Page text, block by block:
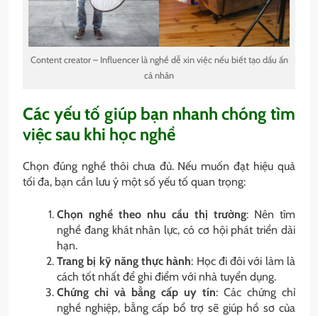
Content creator – Influencer là nghề dễ xin việc nếu biết tạo dấu ấn
cá nhân
Các yếu tố giúp bạn nhanh chóng tìm
việc sau khi học nghề
Chọn đúng nghề thôi chưa đủ. Nếu muốn đạt hiệu quả
tối đa, bạn cần lưu ý một số yếu tố quan trọng:
Chọn nghề theo nhu cầu thị trường: Nên tìm
nghề đang khát nhân lực, có cơ hội phát triển dài
hạn.
Trang bị kỹ năng thực hành: Học đi đôi với làm là
cách tốt nhất để ghi điểm với nhà tuyển dụng.
Chứng chỉ và bằng cấp uy tín: Các chứng chỉ
nghề nghiệp, bằng cấp bổ trợ sẽ giúp hồ sơ của